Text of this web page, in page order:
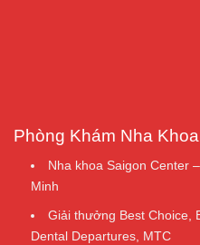
Phòng Khám Nha
Nha khoa Saigon Center
Minh
Giải thưởng Best Choice,
Dental Departures, MTC